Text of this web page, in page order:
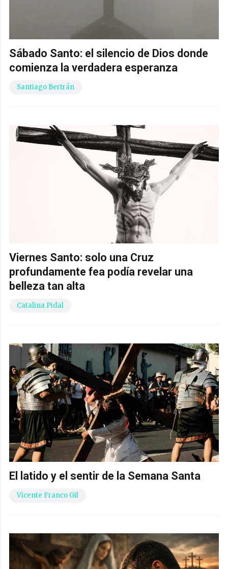
Sábado Santo: el silencio de Dios donde
comienza la verdadera esperanza
Santiago Bertrán
Viernes Santo: solo una Cruz
profundamente fea podía revelar una
belleza tan alta
Catalina Pidal
El latido y el sentir de la Semana Santa
Vicente Franco Gil